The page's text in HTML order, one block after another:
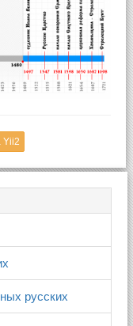
Yii2
русских